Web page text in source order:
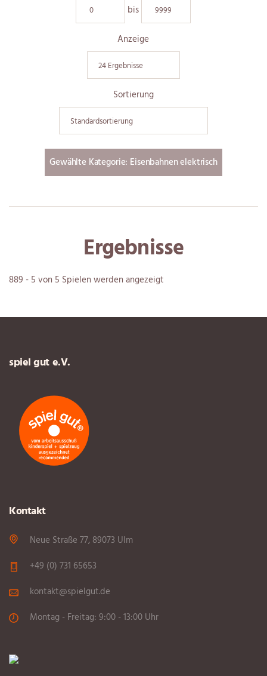
bis
Anzeige
Sortierung
Ergebnisse
889 - 5 von 5 Spielen werden angezeigt
spiel gut e.V.
Kontakt
Neue Straße 77, 89073 Ulm
+49 (0) 731 65653
kontakt@spielgut.de
Montag - Freitag: 9:00 - 13:00 Uhr